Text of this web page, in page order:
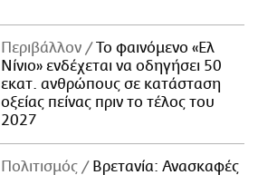
Περιβάλλον
Το φαινόμενο «Ελ
Νίνιο» ενδέχεται να οδηγήσει 50
εκατ. ανθρώπους σε κατάσταση
οξείας πείνας πριν το τέλος του
2027
Πολιτισμός
Βρετανία: Ανασκαφές